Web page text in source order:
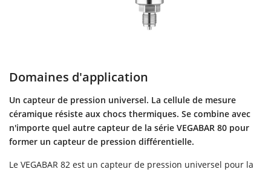
Domaines d'application
Un capteur de pression universel. La cellule de mesure
céramique résiste aux chocs thermiques. Se combine avec
n'importe quel autre capteur de la série VEGABAR 80 pour
former un capteur de pression différentielle.
Le VEGABAR 82 est un capteur de pression universel pour la